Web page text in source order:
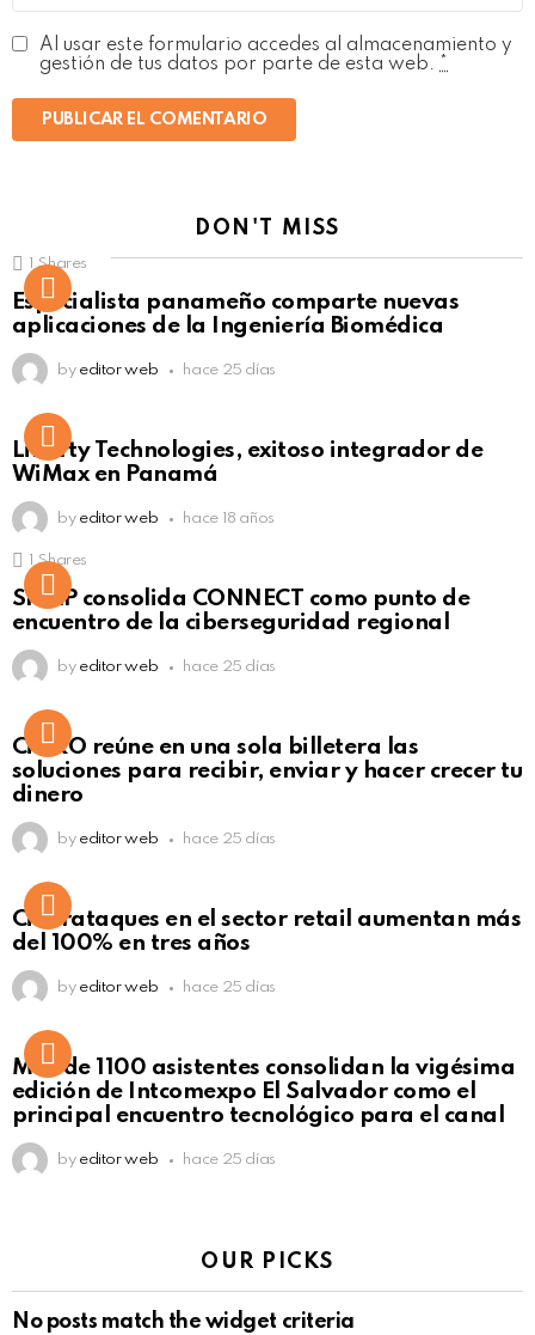
Al usar este formulario accedes al almacenamiento y
gestión de tus datos por parte de esta web.
DON'T MISS
Click to view this post
Shares
Especialista panameño comparte nuevas
aplicaciones de la Ingeniería Biomédica
by editor web hace 25 días
Liberty Technologies, exitoso integrador de
WiMax en Panamá
by editor web hace 18 años
Click to view this post
Shares
SISAP consolida CONNECT como punto de
encuentro de la ciberseguridad regional
by editor web hace 25 días
Not Safe For Work
Click to view this post
CiNKO reúne en una sola billetera las
soluciones para recibir, enviar y hacer crecer tu
dinero
by editor web hace 25 días
Ciberataques en el sector retail aumentan más
del 100% en tres años
by editor web hace 25 días
Más de 1100 asistentes consolidan la vigésima
edición de Intcomexpo El Salvador como el
principal encuentro tecnológico para el canal
by editor web hace 25 días
OUR PICKS
No posts match the widget criteria